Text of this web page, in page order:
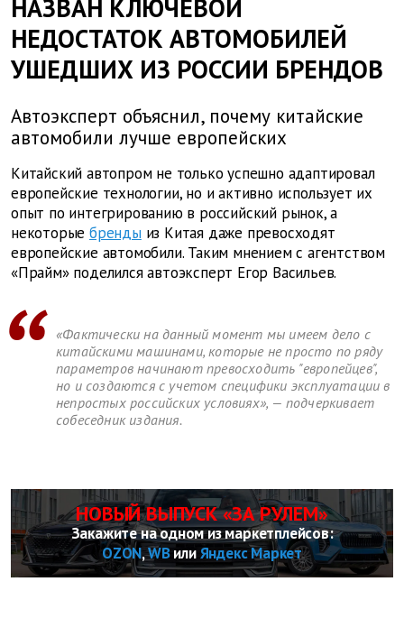
НАЗВАН КЛЮЧЕВОЙ
НЕДОСТАТОК АВТОМОБИЛЕЙ
УШЕДШИХ ИЗ РОССИИ БРЕНДОВ
Автоэксперт объяснил, почему китайские
автомобили лучше европейских
Китайский автопром не только успешно адаптировал
европейские технологии, но и активно использует их
опыт по интегрированию в российский рынок, а
некоторые брендыиз Китая даже превосходят
европейские автомобили. Таким мнением с агентством
«Прайм» поделился автоэксперт Егор Васильев.
«Фактически на данный момент мы имеем дело с
китайскими машинами, которые не просто по ряду
параметров начинают превосходить "европейцев",
но и создаются с учетом специфики эксплуатации в
непростых российских условиях», — подчеркивает
собеседник издания.
НОВЫЙ ВЫПУСК «ЗА РУЛЕМ»
Закажите на одном из маркетплейсов:
OZON,WBилиЯндекс Маркет